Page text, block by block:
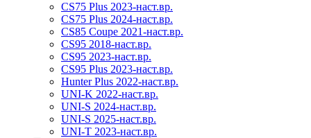
CS75 Plus 2023-наст.вр.
CS75 Plus 2024-наст.вр.
CS85 Coupe 2021-наст.вр.
CS95 2018-наст.вр.
CS95 2023-наст.вр.
CS95 Plus 2023-наст.вр.
Hunter Plus 2022-наст.вр.
UNI-K 2022-наст.вр.
UNI-S 2024-наст.вр.
UNI-S 2025-наст.вр.
UNI-T 2023-наст.вр.